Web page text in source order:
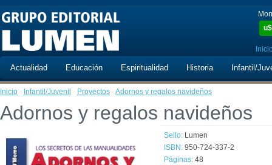
u$
Actualidad Educación Espiritualidad Historia Infantil/
Inicio · Infantil/Juvenil · Proyectos · Adornos y regalos navideños
Adornos y regalos navideños
Sello: Lumen
ISBN: 950-724-337-2
Páginas: 48